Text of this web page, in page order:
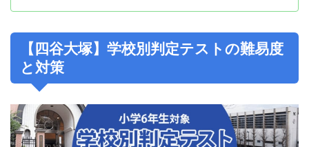
【四谷大塚】学校別判定テストの難易度
と対策